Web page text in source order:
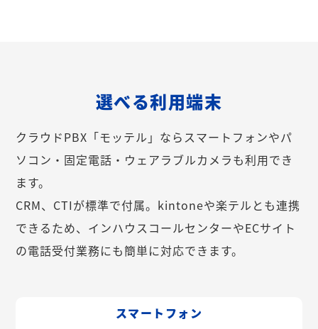
選べる利用端末
クラウドPBX「モッテル」ならスマートフォンやパ
ソコン・固定電話・ウェアラブルカメラも利用でき
ます。
CRM、CTIが標準で付属。kintoneや楽テルとも連携
できるため、インハウスコールセンターやECサイト
の電話受付業務にも簡単に対応できます。
スマートフォン